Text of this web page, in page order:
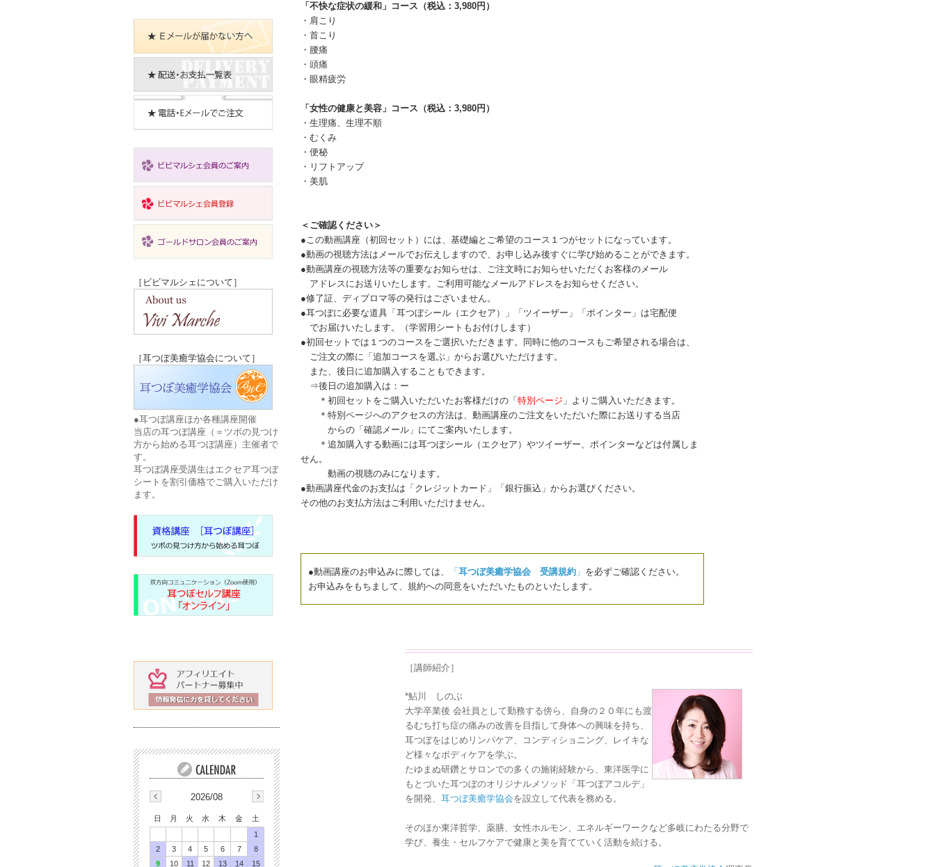
「不快な症状の緩和」コース（税込：3,980円）
・肩こり
・首こり
・腰痛
・頭痛
・眼精疲労
「女性の健康と美容」コース（税込：3,980円）
・生理痛、生理不順
・むくみ
・便秘
・リフトアップ
・美肌
＜ご確認ください＞
●この動画講座（初回セット）には、基礎編とご希望のコース１つがセットになっています。
●動画の視聴方法はメールでお伝えしますので、お申し込み後すぐに学び始めることができます。
●動画講座の視聴方法等の重要なお知らせは、ご注文時にお知らせいただくお客様のメール
アドレスにお送りいたします。ご利用可能なメールアドレスをお知らせください。
●修了証、ディプロマ等の発行はございません。
●耳つぼに必要な道具「耳つぼシール（エクセア）」「ツイーザー」「ポインター」は宅配便
でお届けいたします。（学習用シートもお付けします）
●初回セットでは１つのコースをご選択いただきます。同時に他のコースもご希望される場合は、
ご注文の際に「追加コースを選ぶ」からお選びいただけます。
また、後日に追加購入することもできます。
⇒後日の追加購入は：ー
＊初回セットをご購入いただいたお客様だけの「 特別ページ 」よりご購入いただきます。
＊特別ページへのアクセスの方法は、動画講座のご注文をいただいた際にお送りする当店
からの「確認メール」にてご案内いたします。
＊追加購入する動画には耳つぼシール（エクセア）やツイーザー、ポインターなどは付属しま
せん。
動画の視聴のみになります。
●動画講座代金のお支払は「クレジットカード」「銀行振込」からお選びください。
その他のお支払方法はご利用いただけません。
●動画講座のお申込みに際しては、 「 耳つぼ美癒学協会 受講規約 」 を必ずご確認ください。
お申込みをもちまして、規約への同意をいただいたものといたします。
［講師紹介］
*鮎川 しのぶ
大学卒業後 会社員として勤務する傍ら、自身の２０年にも渡
るむち打ち症の痛みの改善を目指して身体への興味を持ち、
耳つぼをはじめリンパケア、コンディショニング、レイキな
ど様々なボディケアを学ぶ。
たゆまぬ研鑽とサロンでの多くの施術経験から、東洋医学に
もとづいた耳つぼのオリジナルメソッド「耳つぼアコルデ」
を開発、 耳つぼ美癒学協会を設立して代表を務める。
そのほか東洋哲学、薬膳、女性ホルモン、エネルギーワークなど多岐にわたる分野で
学び、養生・セルフケアで健康と美を育てていく活動を続ける。
［ビビマルシェについて］
［耳つぼ美癒学協会について］
●耳つぼ講座ほか各種講座開催
当店の耳つぼ講座（＝ツボの見つけ
方から始める耳つぼ講座）主催者で
す。
耳つぼ講座受講生はエクセア耳つぼ
シートを割引価格でご購入いただけ
ます。
2026/08
日 月 火 水 木 金
土
1
2
3 4 5 6 7
8
9
10 11 12 13 14 15